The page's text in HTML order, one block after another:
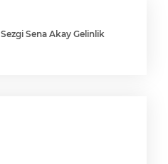
Sezgi Sena Akay Gelinlik